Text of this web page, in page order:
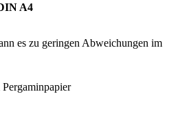
A4
es zu geringen Abweichungen im